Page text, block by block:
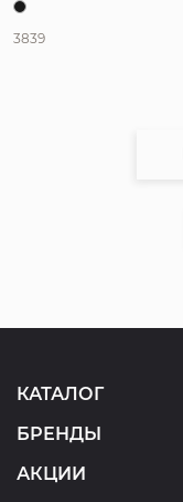
3839
КАТАЛОГ
БРЕНДЫ
АКЦИИ